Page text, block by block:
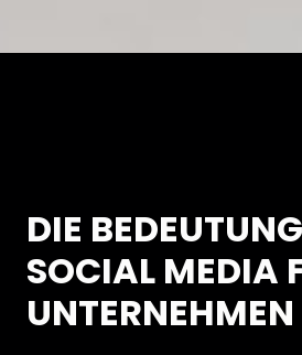
DIE
SOCIAL MEDIA
UNTERNEHMEN